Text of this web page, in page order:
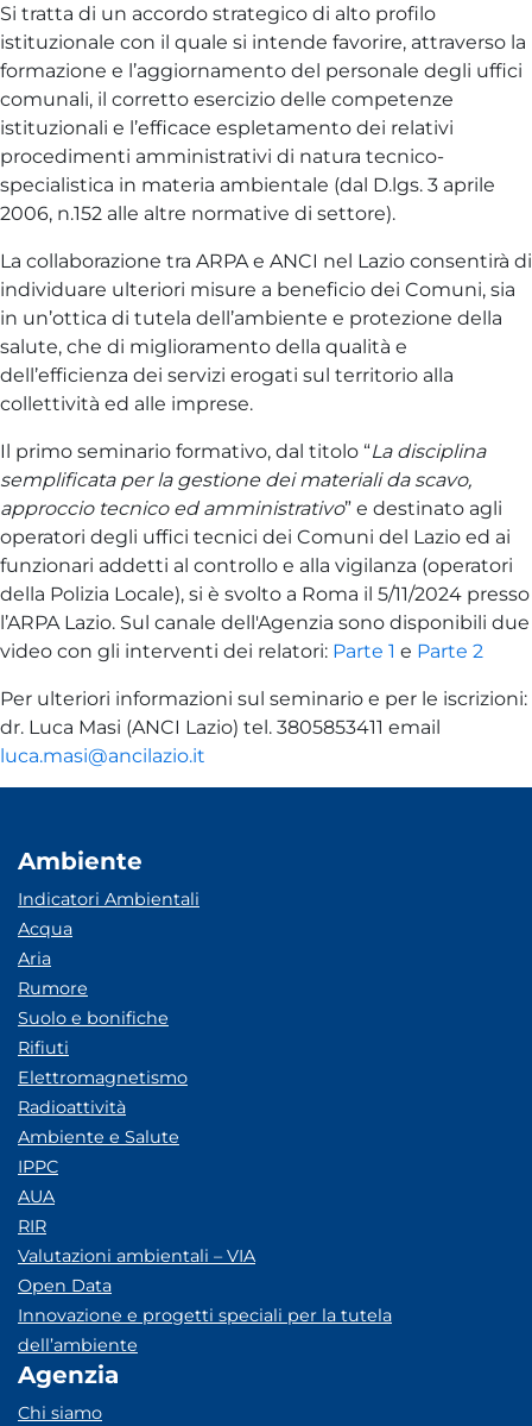
Si tratta di un accordo strategico di alto profilo
istituzionale con il quale si intende favorire, attraverso la
formazione e l’aggiornamento del personale degli uffici
comunali, il corretto esercizio delle competenze
istituzionali e l’efficace espletamento dei relativi
procedimenti amministrativi di natura tecnico-
specialistica in materia ambientale (dal D.lgs. 3 aprile
2006, n.152 alle altre normative di settore).
La collaborazione tra ARPA e ANCI nel Lazio consentirà di
individuare ulteriori misure a beneficio dei Comuni, sia
in un’ottica di tutela dell’ambiente e protezione della
salute, che di miglioramento della qualità e
dell’efficienza dei servizi erogati sul territorio alla
collettività ed alle imprese.
Il primo seminario formativo, dal titolo “La disciplina
semplificata per la gestione dei materiali da scavo,
approccio tecnico ed amministrativo” e destinato agli
operatori degli uffici tecnici dei Comuni del Lazio ed ai
funzionari addetti al controllo e alla vigilanza (operatori
della Polizia Locale), si è svolto a Roma il 5/11/2024 presso
l’ARPA Lazio. Sul canale dell'Agenzia sono disponibili due
video con gli interventi dei relatori: Parte 1 e Parte 2
Per ulteriori informazioni sul seminario e per le iscrizioni:
dr. Luca Masi (ANCI Lazio) tel. 3805853411 email
luca.masi@ancilazio.it
Ambiente
Indicatori Ambientali
Acqua
Aria
Rumore
Suolo e bonifiche
Rifiuti
Elettromagnetismo
Radioattività
Ambiente e Salute
IPPC
AUA
RIR
Valutazioni ambientali – VIA
Open Data
Innovazione e progetti speciali per la tutela
dell’ambiente
Agenzia
Chi siamo